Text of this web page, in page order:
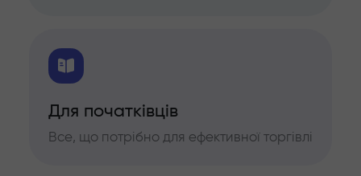
Для початківців
Все, що потрібно для ефективної торгівлі